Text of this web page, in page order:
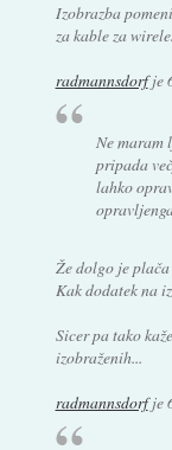
Izobrazba
za kable za
radmannsdorfje
Ne maram
pripada
lahko
Že dolgo je plača
Kak dodatek na
Sicer pa tako
izobraženih...
radmannsdorfje